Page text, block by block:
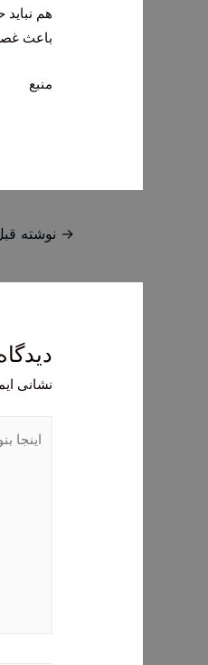
هم
باعث
منبع
راهبری
→ نوشته
نشانی
بنویسید…